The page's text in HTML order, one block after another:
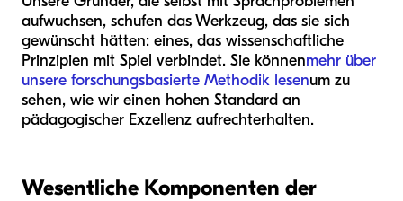
aufwuchsen, schufen das Werkzeug, das sie sich
gewünscht hätten: eines, das wissenschaftliche
Prinzipien mit Spiel verbindet. Sie könnenmehr über
unsere forschungsbasierte Methodik lesenum zu
sehen, wie wir einen hohen Standard an
pädagogischer Exzellenz aufrechterhalten.
Wesentliche Komponenten der